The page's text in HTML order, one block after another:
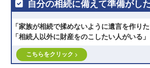
自分の相続に備えて準備がし
「家族が相続で揉めないように遺言を作りた
「相続人以外に財産をのこしたい人がいる」
こちらをクリック